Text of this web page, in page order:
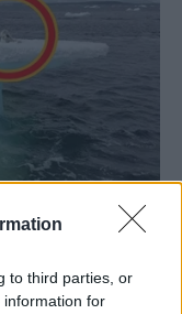
to third parties, or
information for